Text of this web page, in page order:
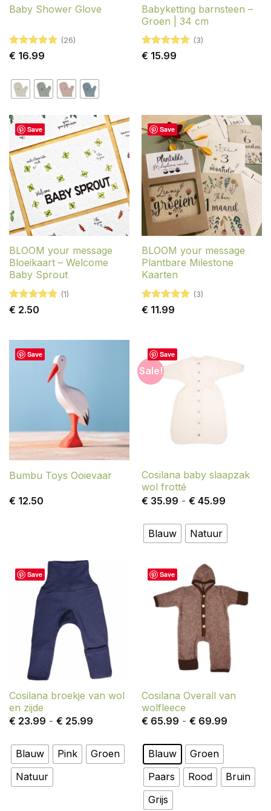
Baby Shower Glove
Gewaardeerd
(26)
€ 16.99
Babyketting barnsteen –
Groen | 34 cm
Gewaardeerd
(3)
€ 15.99
Save
BLOOM your message
Bloeikaart – Welcome
Baby Sprout
Gewaardeerd
(1)
€ 2.50
Save
BLOOM your message
Plantbare Milestone
Kaarten
Gewaardeerd
(3)
€ 11.99
Save
Bumbu Toys Ooievaar
€ 12.50
Save
Sale!
Cosilana baby slaapzak
wol frotté
€ 35.99 - € 45.99
€ 45.99
Blauw Natuur
Save
Cosilana broekje van wol
en zijde
€ 23.99 - € 25.99Prijsklasse:
€ 25.99
Blauw Pink
Groen
Natuur
Save
Cosilana Overall van
wolfleece
€ 65.99 - € 69.99
Blauw
Groen
Paars
Rood
Bruin
Grijs